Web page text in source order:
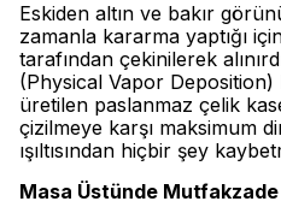
Eskiden altın ve bakır
zamanla kararma yaptığı
tarafından çekinilerek
(Physical Vapor
üretilen paslanmaz çelik
çizilmeye karşı maksimum
ışıltısından hiçbir şey
Masa Üstünde Mutfakzade